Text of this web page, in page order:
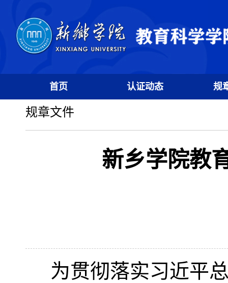
首页 认证动态 规
规章文件
新乡学院教
为贯彻落实习近平